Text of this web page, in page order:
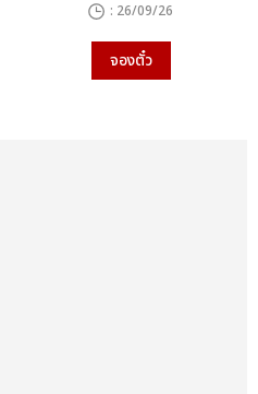
: 26/09/26
จองตั๋ว